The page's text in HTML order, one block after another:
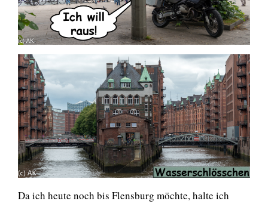
Da ich heute noch bis Flensburg möchte, halte ich